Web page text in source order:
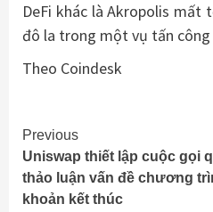
DeFi khác là Akropolis mất
đô la trong một vụ tấn
Theo Coindesk
Continue
Reading
Previous
Uniswap thiết lập cuộc gọi
thảo luận vấn đề chương
khoản kết thúc